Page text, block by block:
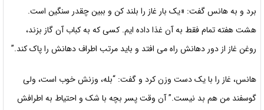
برد و به هانس گفت: «یک بار غاز را بلند کن و ببین چقدر سنگین است.
هشت هفته تمام فقط به آن غذا داده ایم. کسی که به کباب آن گاز بزند،
روغن غاز از دور دهانش راه می افتد و باید مرتب اطراف دهانش را پاک کند.”
هانس، غاز را با یک دست وزن کرد و گفت: “بله، وزنش خوب است، ولی
گوسفند من هم بد نیست.” آن وقت پسر بچه با شک و احتیاط به اطرافش